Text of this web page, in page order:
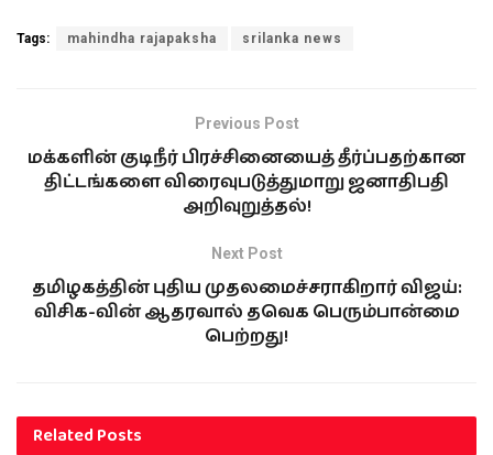
Tags: mahindha rajapaksha srilanka news
Previous Post
மக்களின் குடிநீர் பிரச்சினையைத் தீர்ப்பதற்கான
திட்டங்களை விரைவுபடுத்துமாறு ஜனாதிபதி
அறிவுறுத்தல்!
Next Post
தமிழகத்தின் புதிய முதலமைச்சராகிறார் விஜய்:
விசிக-வின் ஆதரவால் தவெக பெரும்பான்மை
பெற்றது!
RelatedPosts